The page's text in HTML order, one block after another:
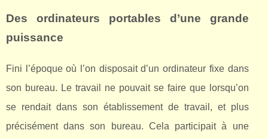
Des ordinateurs portables d’une grande
puissance
Fini l’époque où l’on disposait d’un ordinateur fixe dans
son bureau. Le travail ne pouvait se faire que lorsqu’on
se rendait dans son établissement de travail, et plus
précisément dans son bureau. Cela participait à une